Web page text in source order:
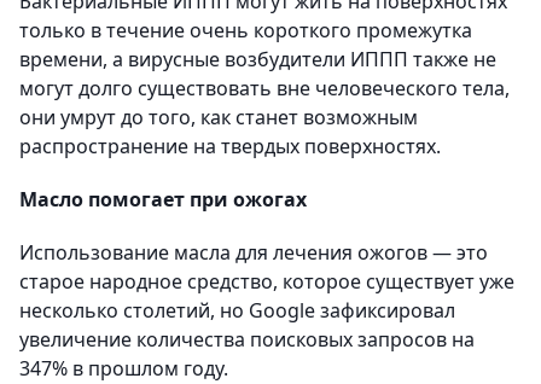
только в течение очень короткого промежутка
времени, а вирусные возбудители ИППП также не
могут долго существовать вне человеческого тела,
они умрут до того, как станет возможным
распространение на твердых поверхностях.
Масло помогает при ожогах
Использование масла для лечения ожогов — это
старое народное средство, которое существует уже
несколько столетий, но Google зафиксировал
увеличение количества поисковых запросов на
347% в прошлом году.